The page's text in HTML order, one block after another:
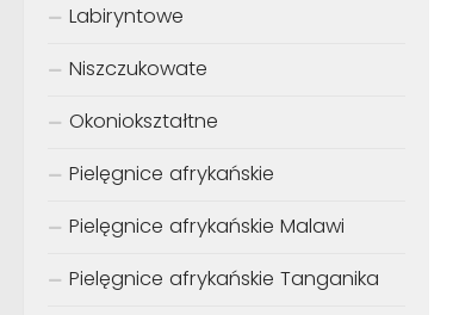
Labiryntowe
Niszczukowate
Okoniokształtne
Pielęgnice afrykańskie
Pielęgnice afrykańskie Malawi
Pielęgnice afrykańskie Tanganika